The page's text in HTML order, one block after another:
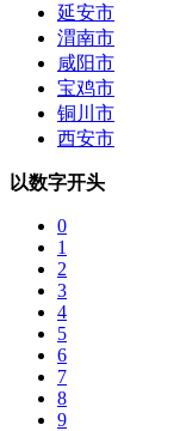
延安市
渭南市
咸阳市
宝鸡市
铜川市
西安市
以数字开头
0
1
2
3
4
5
6
7
8
9